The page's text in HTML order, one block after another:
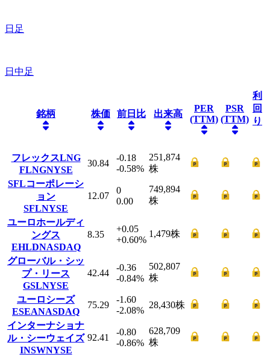
日足
日中足
銘柄 株価 前日比 出来高
PER
(TTM)
PSR
(TTM)
利
回
り
フレックスLNG
FLNGNYSE
30.84
-0.18
-0.58%
251,874
株
SFLコーポレーシ
ョン
SFLNYSE
12.07
0
0.00
749,894
株
ユーロホールディ
ングス
EHLDNASDAQ
8.35
+0.05
+0.60%
1,479株
グローバル・シッ
プ・リース
GSLNYSE
42.44
-0.36
-0.84%
502,807
株
ユーロシーズ
ESEANASDAQ
75.29
-1.60
-2.08%
28,430株
インターナショナ
ル・シーウェイズ
INSWNYSE
92.41
-0.80
-0.86%
628,709
株